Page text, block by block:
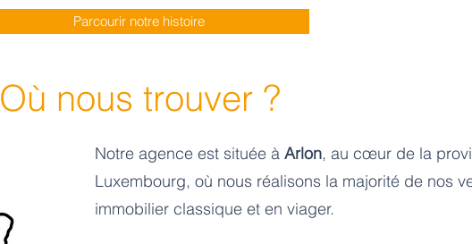
Parcourir notre histoire
Où nous trouver ?
Notre agence est située à Arlon, au cœur de la
Luxembourg, où nous réalisons la majorité de nos
immobilier classique et en viager.